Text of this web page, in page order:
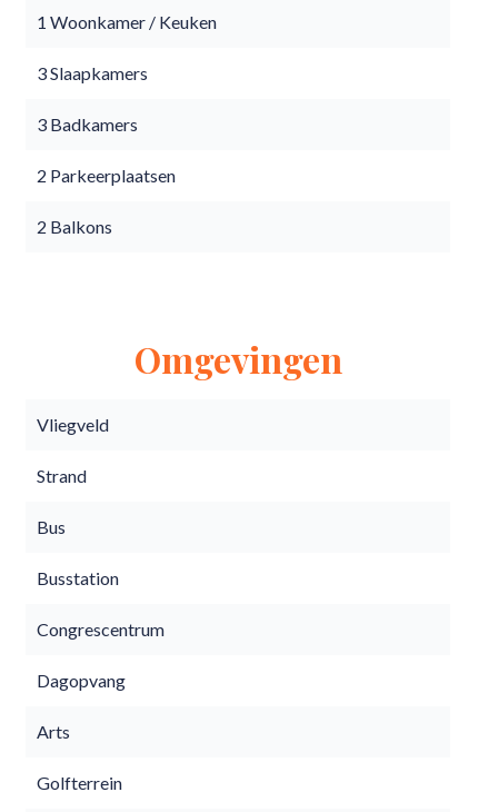
1 Woonkamer / Keuken
3 Slaapkamers
3 Badkamers
2 Parkeerplaatsen
2 Balkons
Omgevingen
Vliegveld
Strand
Bus
Busstation
Congrescentrum
Dagopvang
Arts
Golfterrein